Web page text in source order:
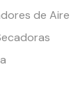
de Aire